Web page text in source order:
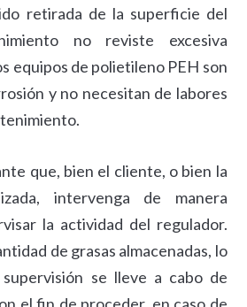
retirada de la superficie del
no reviste excesiva
equipos de polietileno PEH son
y no necesitan de labores
que, bien el cliente, o bien la
intervenga de manera
la actividad del regulador.
de grasas almacenadas, lo
se lleve a cabo de